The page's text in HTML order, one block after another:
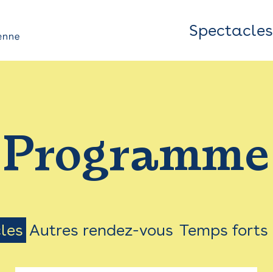
Top
Bar
Menu
Spectacles
Programme
Autres rendez-vous Temps forts